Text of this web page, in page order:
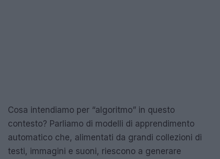
Cosa intendiamo per “algoritmo” in questo
contesto? Parliamo di modelli di apprendimento
automatico che, alimentati da grandi collezioni di
testi, immagini e suoni, riescono a generare